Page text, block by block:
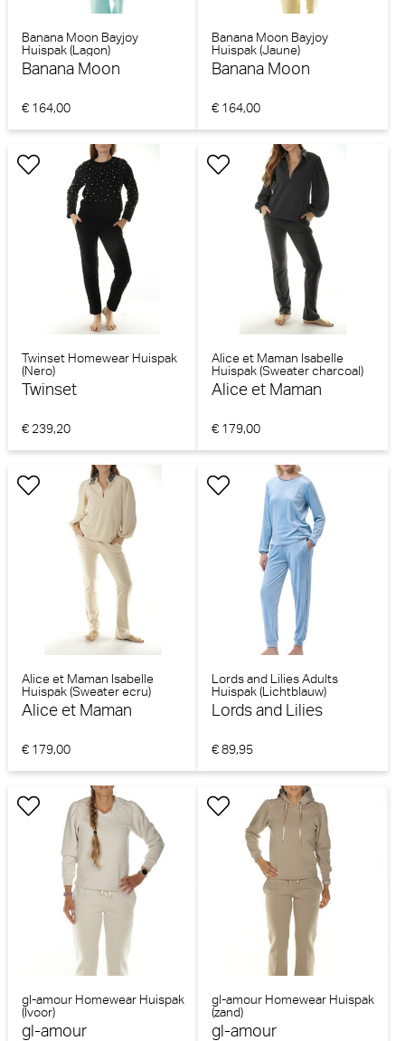
Banana Moon Bayjoy
Huispak (Lagon)
Banana Moon
€ 164,00
Banana Moon Bayjoy
Huispak (Jaune)
Banana Moon
€ 164,00
Twinset Homewear Huispak
(Nero)
Twinset
€ 239,20
Alice et Maman Isabelle
Huispak (Sweater charcoal)
Alice et Maman
€ 179,00
Alice et Maman Isabelle
Huispak (Sweater ecru)
Alice et Maman
€ 179,00
Lords and Lilies Adults
Huispak (Lichtblauw)
Lords and Lilies
€ 89,95
gl-amour Homewear Huispak
(Ivoor)
gl-amour
gl-amour Homewear Huispak
(zand)
gl-amour